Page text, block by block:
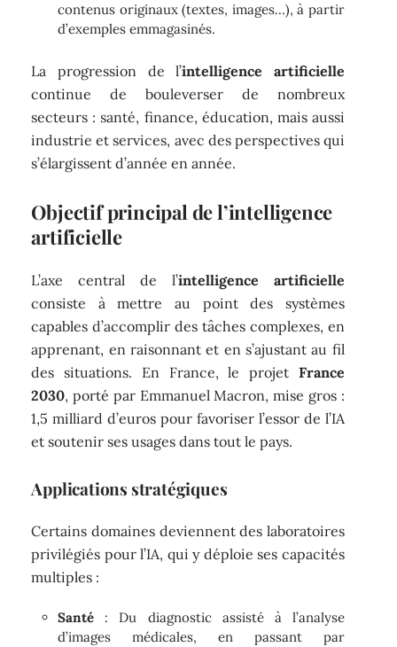
contenus originaux (textes, images…), à partir
d’exemples emmagasinés.
La progression de l’intelligence artificielle
continue de bouleverser de nombreux
secteurs : santé, finance, éducation, mais aussi
industrie et services, avec des perspectives qui
s’élargissent d’année en année.
Objectif principal de l’intelligence
artificielle
L’axe central de l’intelligence artificielle
consiste à mettre au point des systèmes
capables d’accomplir des tâches complexes, en
apprenant, en raisonnant et en s’ajustant au fil
des situations. En France, le projet France
2030, porté par Emmanuel Macron, mise gros :
1,5 milliard d’euros pour favoriser l’essor de l’IA
et soutenir ses usages dans tout le pays.
Applications stratégiques
Certains domaines deviennent des laboratoires
privilégiés pour l’IA, qui y déploie ses capacités
multiples :
Santé : Du diagnostic assisté à l’analyse
d’images médicales, en passant par